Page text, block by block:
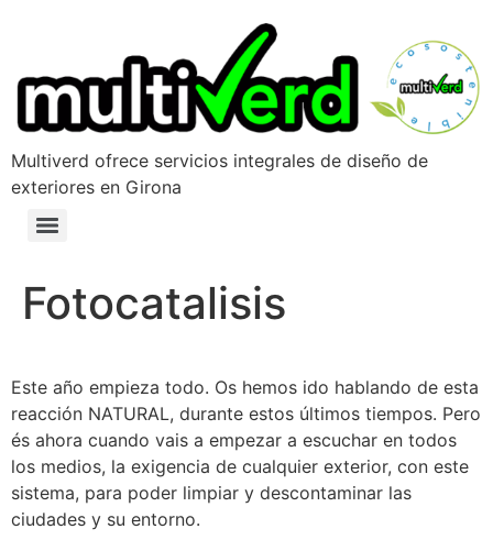
Multiverd ofrece servicios integrales de diseño de
exteriores en Girona
Fotocatalisis
Este año empieza todo. Os hemos ido hablando de esta
reacción NATURAL, durante estos últimos tiempos. Pero
és ahora cuando vais a empezar a escuchar en todos
los medios, la exigencia de cualquier exterior, con este
sistema, para poder limpiar y descontaminar las
ciudades y su entorno.